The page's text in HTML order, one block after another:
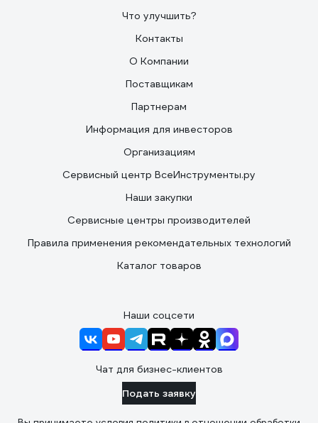
Что улучшить?
Контакты
О Компании
Поставщикам
Партнерам
Информация для инвесторов
Организациям
Сервисный центр ВсеИнструменты.ру
Наши закупки
Сервисные центры производителей
Правила применения рекомендательных технологий
Каталог товаров
Наши соцсети
Чат для бизнес-клиентов
Подать заявку